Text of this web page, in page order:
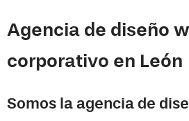
Agencia de diseño
corporativo en León
Somos la agencia de